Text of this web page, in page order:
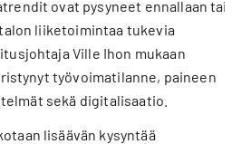
ovat pysyneet ennallaan tai
liiketoimintaa tukevia
Ville Ihon mukaan
työvoimatilanne, paineen
sekä digitalisaatio.
lisäävän kysyntää